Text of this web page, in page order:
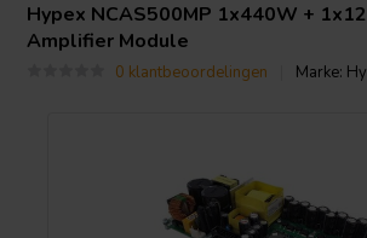
Hypex NCAS500MP 1x440W +
Amplifier Module
0 klantbeoordelingen Marke: